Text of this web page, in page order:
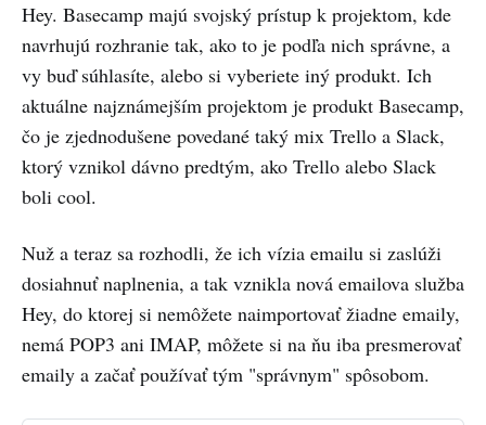
Hey. Basecamp majú svojský prístup k projektom, kde
navrhujú rozhranie tak, ako to je podľa nich správne, a
vy buď súhlasíte, alebo si vyberiete iný produkt. Ich
aktuálne najznámejším projektom je produkt Basecamp,
čo je zjednodušene povedané taký mix Trello a Slack,
ktorý vznikol dávno predtým, ako Trello alebo Slack
boli cool.
Nuž a teraz sa rozhodli, že ich vízia emailu si zaslúži
dosiahnuť naplnenia, a tak vznikla nová emailova služba
Hey, do ktorej si nemôžete naimportovať žiadne emaily,
nemá POP3 ani IMAP, môžete si na ňu iba presmerovať
emaily a začať používať tým "správnym" spôsobom.